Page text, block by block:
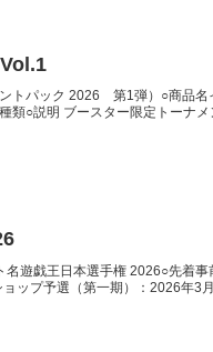
トパック 2026 第1弾）○商品
類○説明 ブースター限定トーナ
名遊戯王日本選手権 2026○先着
ップ予選（第一期）：2026年3月